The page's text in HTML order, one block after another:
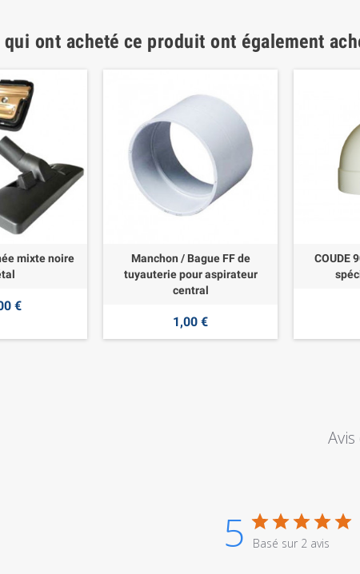
ont acheté ce produit ont également
mixte noire
€
Manchon / Bague FF de
tuyauterie pour aspirateur
central
1,00 €
COUDE
5 Basé sur 2 avis